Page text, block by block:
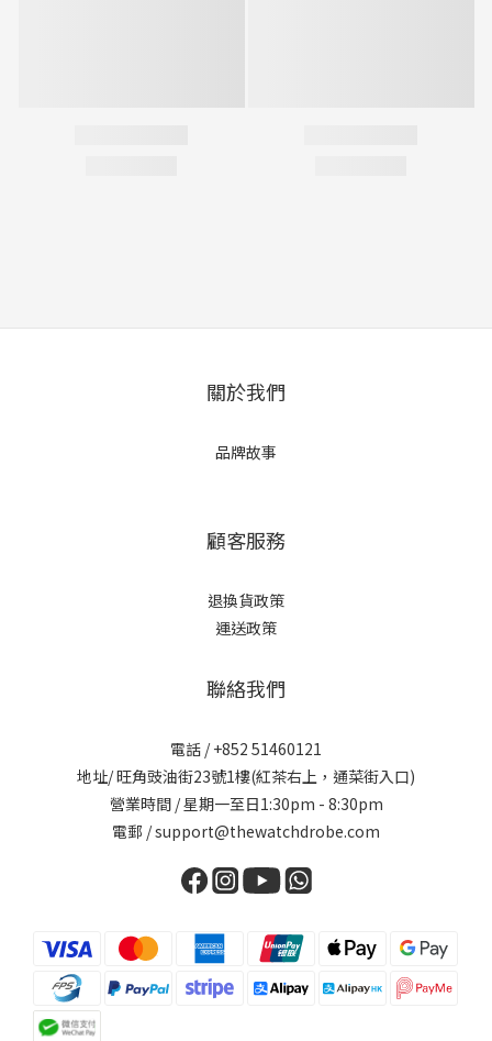
關於我們
品牌故事
顧客服務
退換貨政策
運送政策
聯絡我們
電話 / +852 51460121
地址/ 旺角豉油街23號1樓(紅茶右上，通菜街入口)
營業時間 / 星期一至日1:30pm - 8:30pm
電郵 / support@thewatchdrobe.com